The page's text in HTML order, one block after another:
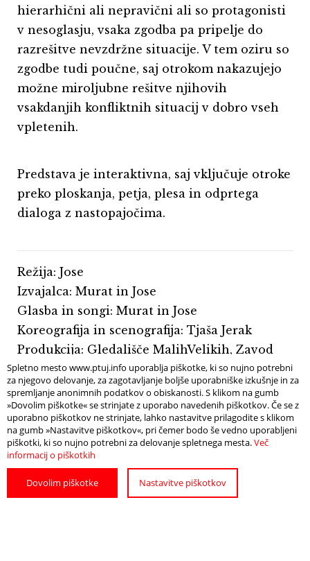
hierarhični ali nepravični ali so protagonisti
v nesoglasju, vsaka zgodba pa pripelje do
razrešitve nevzdržne situacije. V tem oziru so
zgodbe tudi poučne, saj otrokom nakazujejo
možne miroljubne rešitve njihovih
vsakdanjih konfliktnih situacij v dobro vseh
vpletenih.
Predstava je interaktivna, saj vključuje otroke
preko ploskanja, petja, plesa in odprtega
dialoga z nastopajočima.
Režija: Jose
Izvajalca: Murat in Jose
Glasba in songi: Murat in Jose
Koreografija in scenografija: Tjaša Jerak
Produkcija: Gledališče MalihVelikih, Zavod
TUGENDE
Predstava je del programaPtujske pravljicev
organizaciji Zavoda za turizem Ptuj.
Vir fotografij: Murat in Jose
Spletno mesto www.ptuj.info uporablja piškotke, ki so nujno potrebni
za njegovo delovanje, za zagotavljanje boljše uporabniške izkušnje in za
spremljanje anonimnih podatkov o obiskanosti. S klikom na gumb
»Dovolim piškotke« se strinjate z uporabo navedenih piškotkov. Če se z
uporabno piškotkov ne strinjate, lahko nastavitve prilagodite s klikom
na gumb »Nastavitve piškotkov«, pri čemer bodo še vedno uporabljeni
piškotki, ki so nujno potrebni za delovanje spletnega mesta.Več
informacij o piškotkih
Dovolim piškotke Nastavitve piškotkov